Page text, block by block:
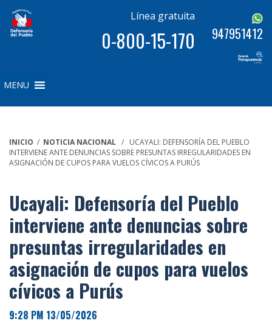
Línea gratuita
0-800-15-170 947951412
MENU
INICIO / NOTICIA NACIONAL / UCAYALI: DEFENSORÍA DEL PUEBLO
INTERVIENE ANTE DENUNCIAS SOBRE PRESUNTAS IRREGULARIDADES EN
ASIGNACIÓN DE CUPOS PARA VUELOS CÍVICOS A PURÚS
Ucayali: Defensoría del Pueblo
interviene ante denuncias sobre
presuntas irregularidades en
asignación de cupos para vuelos
cívicos a Purús
9:28 PM 13/05/2026